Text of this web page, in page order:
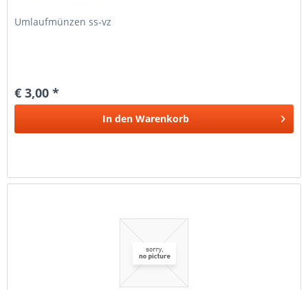
Umlaufmünzen ss-vz
€ 3,00 *
In den Warenkorb